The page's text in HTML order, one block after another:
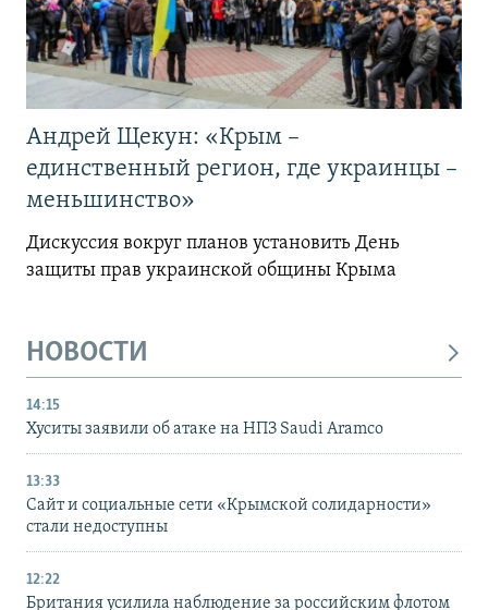
Андрей Щекун: «Крым –
единственный регион, где украинцы –
меньшинство»
Дискуссия вокруг планов установить День
защиты прав украинской общины Крыма
НОВОСТИ
14:15
Хуситы заявили об атаке на НПЗ Saudi Aramco
13:33
Сайт и социальные сети «Крымской солидарности»
стали недоступны
12:22
Британия усилила наблюдение за российским флотом